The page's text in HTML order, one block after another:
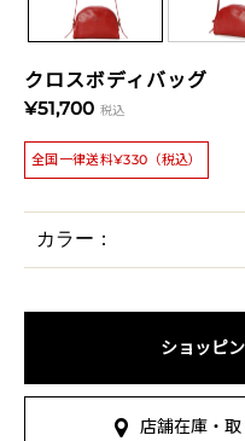
クロスボディバッグ
¥51,700 税込
全国一律送料¥330（税込）
カラー：
ショッピ
店舗在庫・